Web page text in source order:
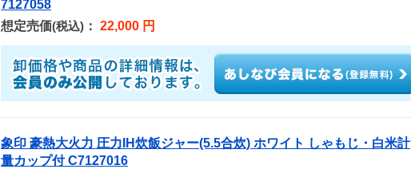
7127058
想定売価(税込) ： 22,000 円
象印 豪熱大火力 圧力IH炊飯ジャー(5.5合炊) ホワイト しゃもじ・白米計
量カップ付 C7127016